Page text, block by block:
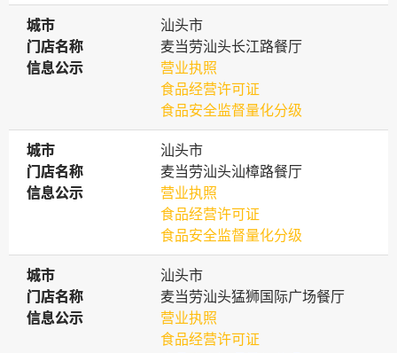
城市
城市
汕头市
门店名称
门店名称
麦当劳汕头长江路餐厅
信息公示
信息公示
营业执照
食品经营许可证
食品安全监督量化分级
城市
城市
汕头市
门店名称
门店名称
麦当劳汕头汕樟路餐厅
信息公示
信息公示
营业执照
食品经营许可证
食品安全监督量化分级
城市
城市
汕头市
门店名称
门店名称
麦当劳汕头猛狮国际广场餐厅
信息公示
信息公示
营业执照
食品经营许可证